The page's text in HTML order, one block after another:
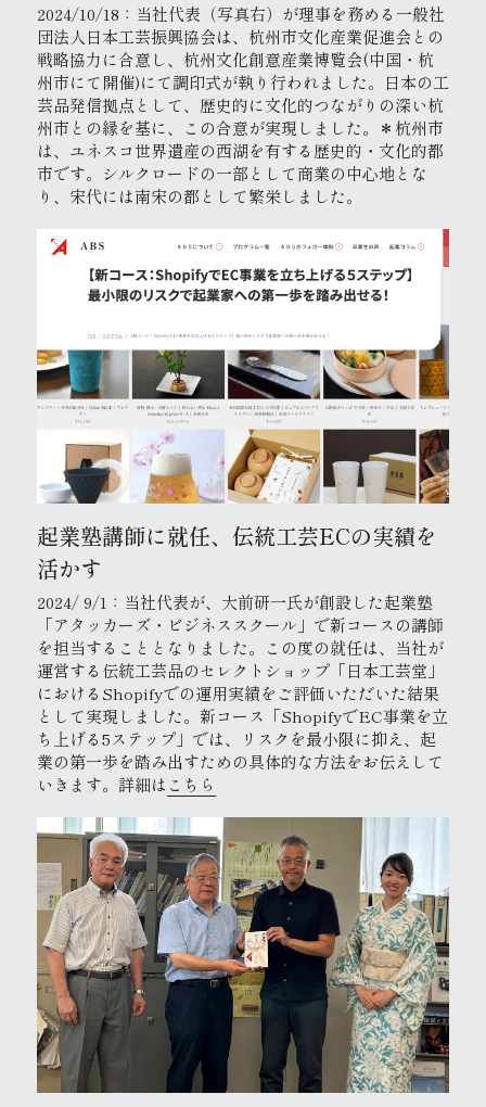
2024/10/18：当社代表（写真右）が理事を務める一般社
団法人日本工芸振興協会は、杭州市文化産業促進会との
戦略協力に合意し、杭州文化創意産業博覧会(中国・杭
州市にて開催)にて調印式が執り行われました。日本の工
芸品発信拠点として、歴史的に文化的つながりの深い杭
州市との縁を基に、この合意が実現しました。＊杭州市
は、ユネスコ世界遺産の西湖を有する歴史的・文化的都
市です。シルクロードの一部として商業の中心地とな
り、宋代には南宋の都として繁栄しました。
起業塾講師に就任、伝統工芸ECの実績を
活かす
2024/ 9/1：当社代表が、大前研一氏が創設した起業塾
「アタッカーズ・ビジネススクール」で新コースの講師
を担当することとなりました。この度の就任は、当社が
運営する伝統工芸品のセレクトショップ「日本工芸堂」
におけるShopifyでの運用実績をご評価いただいた結果
として実現しました。新コース「ShopifyでEC事業を立
ち上げる5ステップ」では、リスクを最小限に抑え、起
業の第一歩を踏み出すための具体的な方法をお伝えして
いきます。詳細は こちら